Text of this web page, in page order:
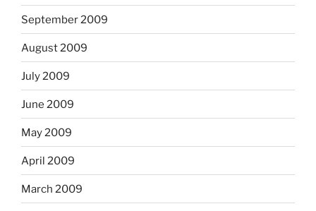
September 2009
August 2009
July 2009
June 2009
May 2009
April 2009
March 2009